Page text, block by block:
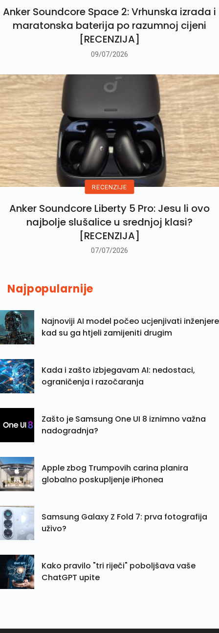
Anker Soundcore Space 2: Vrhunska izrada i
maratonska baterija po razumnoj cijeni
[RECENZIJA]
09/07/2026
RECENZIJE
Anker Soundcore Liberty 5 Pro: Jesu li ovo
najbolje slušalice u srednjoj klasi?
[RECENZIJA]
07/07/2026
Najpopularnije
Najnoviji AI model počeo ucjenjivati inženjere
kad su ga htjeli zamijeniti drugim
Kada i zašto izbjegavam AI: nedostaci,
ograničenja i razočaranja
Zašto je Samsung One UI 8 iznimno važna
nadogradnja?
Apple zbog Trumpovih carina planira
globalno poskupljenje iPhonea
Samsung Galaxy Z Fold 7: prva fotografija
uživo?
Kako pravilo "tri riječi" poboljšava vaše
ChatGPT upite